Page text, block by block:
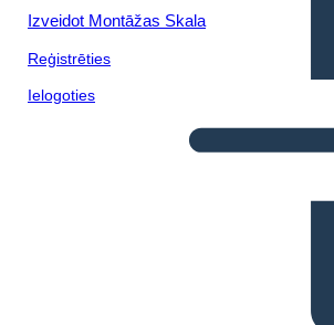
Izveidot Montāžas Skala
Reģistrēties
Ielogoties